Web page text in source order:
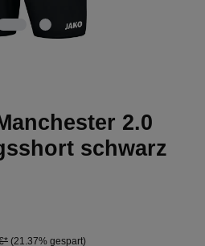
2.0
schwarz
(21.37% gespart)